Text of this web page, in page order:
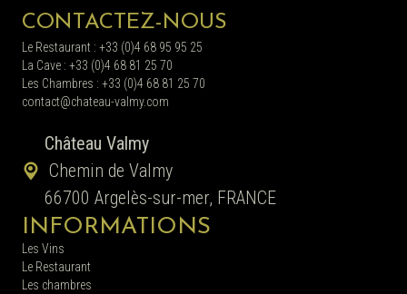
CONTACTEZ-NOUS
Le Restaurant : +33 (0)4 68 95 95 25
La Cave : +33 (0)4 68 81 25 70
Les Chambres : +33 (0)4 68 81 25 70
contact@chateau-valmy.com
Château Valmy
Chemin de Valmy
66700 Argelès-sur-mer, FRANCE
INFORMATIONS
Les Vins
Le Restaurant
Les chambres